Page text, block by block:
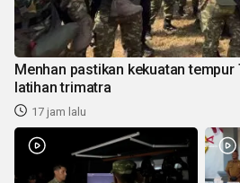
Menhan pastikan kekuatan
latihan trimatra
17 jam lalu